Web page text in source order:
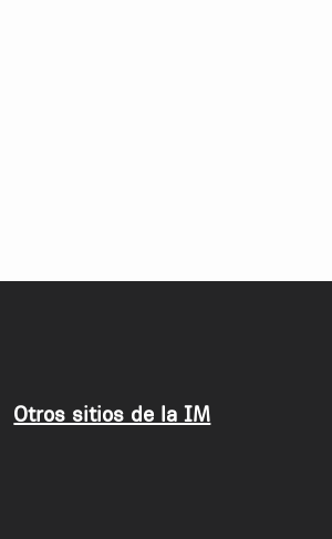
Otros sitios de la IM